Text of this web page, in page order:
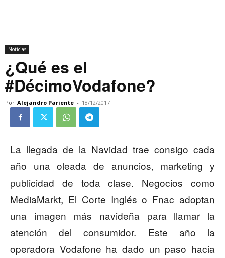
Noticias
¿Qué es el
#DécimoVodafone?
Por Alejandro Pariente - 18/12/2017
La llegada de la Navidad trae consigo cada
año una oleada de anuncios, marketing y
publicidad de toda clase. Negocios como
MediaMarkt, El Corte Inglés o Fnac adoptan
una imagen más navideña para llamar la
atención del consumidor. Este año la
operadora Vodafone ha dado un paso hacia